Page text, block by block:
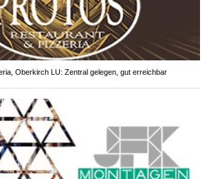
Oberkirch LU: Zentral gelegen, gut erreichbar